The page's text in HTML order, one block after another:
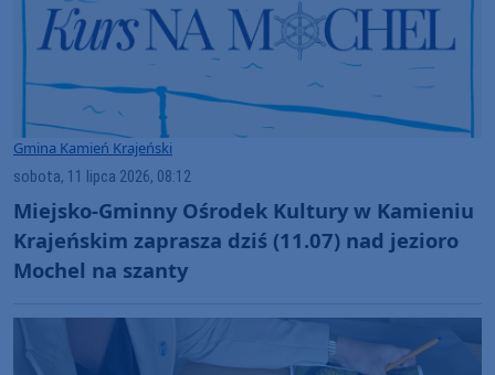
Gmina Kamień Krajeński
sobota, 11 lipca 2026, 08:12
Miejsko-Gminny Ośrodek Kultury w Kamieniu
Krajeńskim zaprasza dziś (11.07) nad jezioro
Mochel na szanty